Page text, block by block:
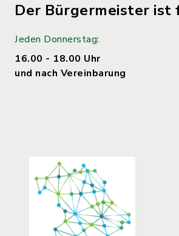
Der Bürgermeister ist
Jeden Donnerstag:
16.00 - 18.00 Uhr
und nach Vereinbarung